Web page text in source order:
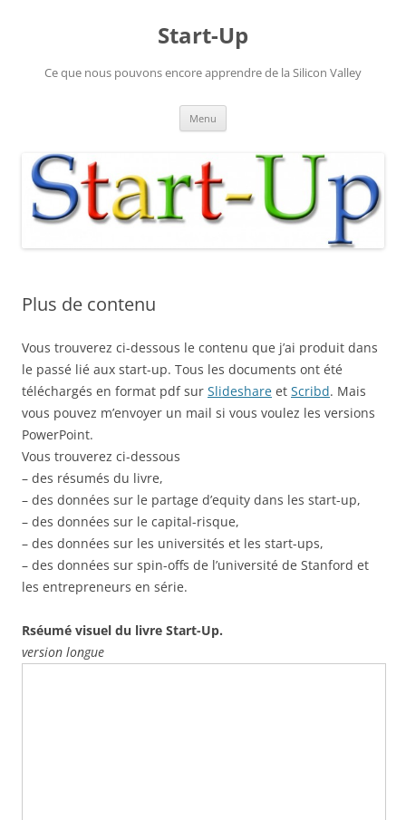
Start-Up
Ce que nous pouvons encore apprendre de la Silicon Valley
Menu
Plus de contenu
Vous trouverez ci-dessous le contenu que j’ai produit dans
le passé lié aux start-up. Tous les documents ont été
téléchargés en format pdf sur Slideshare et Scribd. Mais
vous pouvez m’envoyer un mail si vous voulez les versions
PowerPoint.
Vous trouverez ci-dessous
– des résumés du livre,
– des données sur le partage d’equity dans les start-up,
– des données sur le capital-risque,
– des données sur les universités et les start-ups,
– des données sur spin-offs de l’université de Stanford et
les entrepreneurs en série.
Rséumé visuel du livre Start-Up.
version longue